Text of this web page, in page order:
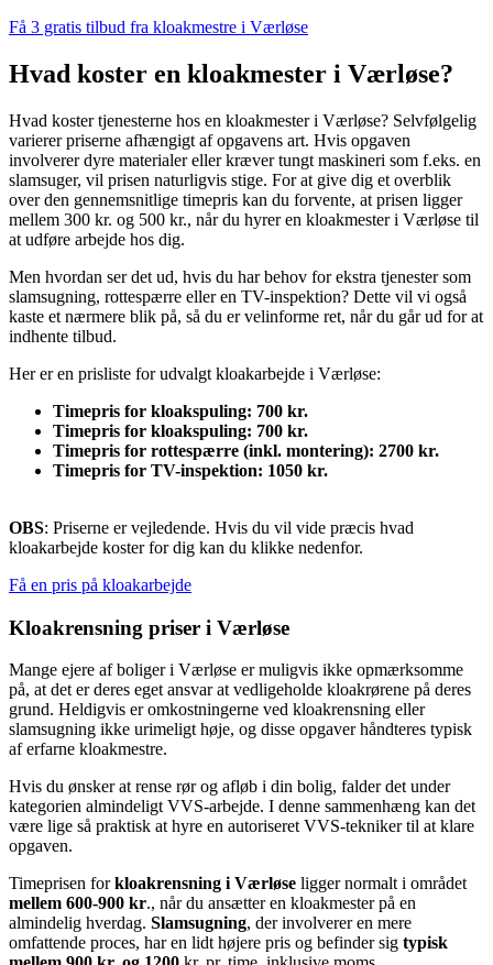
Få 3 gratis tilbud fra kloakmestre i Værløse
Hvad koster en kloakmester i Værløse?
Hvad koster tjenesterne hos en kloakmester i Værløse? Selvfølgelig
varierer priserne afhængigt af opgavens art. Hvis opgaven
involverer dyre materialer eller kræver tungt maskineri som f.eks. en
slamsuger, vil prisen naturligvis stige. For at give dig et overblik
over den gennemsnitlige timepris kan du forvente, at prisen ligger
mellem 300 kr. og 500 kr., når du hyrer en kloakmester i Værløse til
at udføre arbejde hos dig.
Men hvordan ser det ud, hvis du har behov for ekstra tjenester som
slamsugning, rottespærre eller en TV-inspektion? Dette vil vi også
kaste et nærmere blik på, så du er velinforme ret, når du går ud for at
indhente tilbud.
Her er en prisliste for udvalgt kloakarbejde i Værløse:
Timepris for kloakspuling: 700 kr.
Timepris for kloakspuling: 700 kr.
Timepris for rottespærre (inkl. montering): 2700 kr.
Timepris for TV-inspektion: 1050 kr.
OBS: Priserne er vejledende. Hvis du vil vide præcis hvad
kloakarbejde koster for dig kan du klikke nedenfor.
Få en pris på kloakarbejde
Kloakrensning priser i Værløse
Mange ejere af boliger i Værløse er muligvis ikke opmærksomme
på, at det er deres eget ansvar at vedligeholde kloakrørene på deres
grund. Heldigvis er omkostningerne ved kloakrensning eller
slamsugning ikke urimeligt høje, og disse opgaver håndteres typisk
af erfarne kloakmestre.
Hvis du ønsker at rense rør og afløb i din bolig, falder det under
kategorien almindeligt VVS-arbejde. I denne sammenhæng kan det
være lige så praktisk at hyre en autoriseret VVS-tekniker til at klare
opgaven.
Timeprisen forkloakrensning i Værløse ligger normalt i området
mellem 600-900 kr., når du ansætter en kloakmester på en
almindelig hverdag. Slamsugning, der involverer en mere
omfattende proces, har en lidt højere pris og befinder sig typisk